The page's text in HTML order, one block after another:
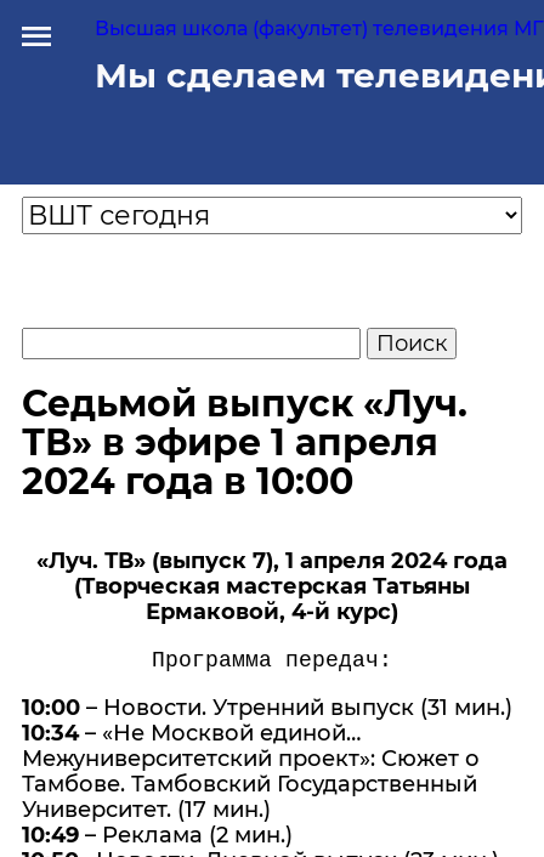
Высшая школа (факультет) телевидения
Мы сделаем
Седьмой выпуск «Луч.
ТВ» в эфире 1 апреля
2024 года в 10:00
«Луч. ТВ» (выпуск 7), 1 апреля 2024 года
(Творческая мастерская Татьяны
Ермаковой, 4-й курс)
Программа передач:
10:00 – Новости. Утренний выпуск (31 мин.)
10:34– «Не Москвой единой…
Межуниверситетский проект»: Сюжет о
Тамбове. Тамбовский Государственный
Университет. (17 мин.)
10:49 – Реклама (2 мин.)